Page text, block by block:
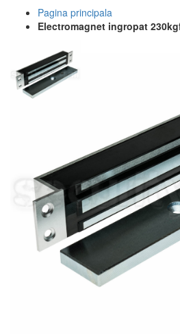
Pagina principala
Electromagnet ingropat